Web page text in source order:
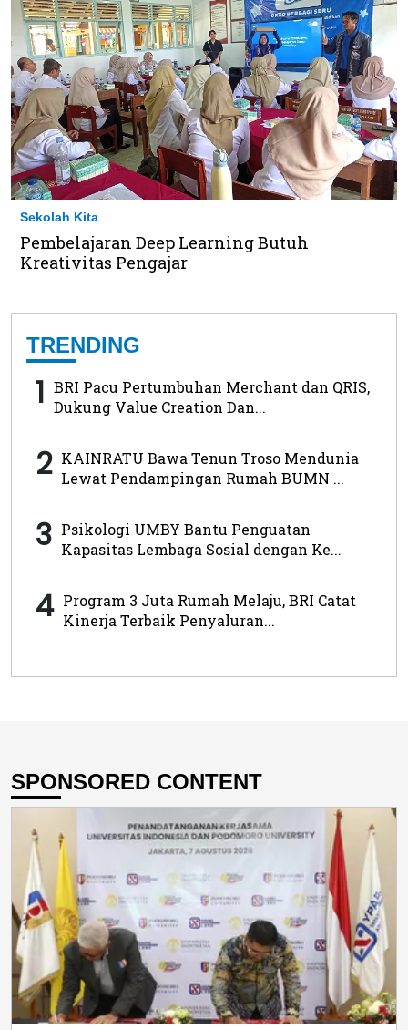
Sekolah Kita
Pembelajaran Deep Learning Butuh
Kreativitas Pengajar
TRENDING
1 BRI Pacu Pertumbuhan Merchant dan QRIS,
Dukung Value Creation Dan...
2 KAINRATU Bawa Tenun Troso Mendunia
Lewat Pendampingan Rumah BUMN ...
3 Psikologi UMBY Bantu Penguatan
Kapasitas Lembaga Sosial dengan Ke...
4 Program 3 Juta Rumah Melaju, BRI Catat
Kinerja Terbaik Penyaluran...
SPONSORED CONTENT